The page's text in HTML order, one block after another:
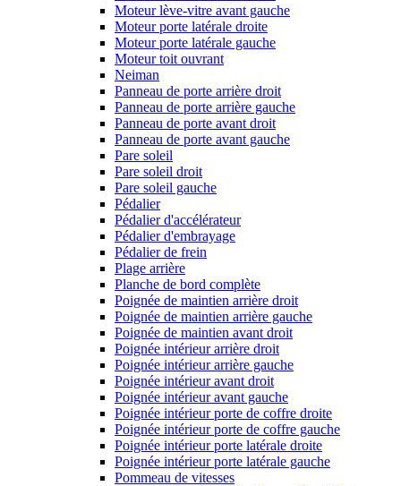
Moteur lève-vitre avant gauche
Moteur porte latérale droite
Moteur porte latérale gauche
Moteur toit ouvrant
Neiman
Panneau de porte arrière droit
Panneau de porte arrière gauche
Panneau de porte avant droit
Panneau de porte avant gauche
Pare soleil
Pare soleil droit
Pare soleil gauche
Pédalier
Pédalier d'accélérateur
Pédalier d'embrayage
Pédalier de frein
Plage arrière
Planche de bord complète
Poignée de maintien arrière droit
Poignée de maintien arrière gauche
Poignée de maintien avant droit
Poignée intérieur arrière droit
Poignée intérieur arrière gauche
Poignée intérieur avant droit
Poignée intérieur avant gauche
Poignée intérieur porte de coffre droite
Poignée intérieur porte de coffre gauche
Poignée intérieur porte latérale droite
Poignée intérieur porte latérale gauche
Pommeau de vitesses